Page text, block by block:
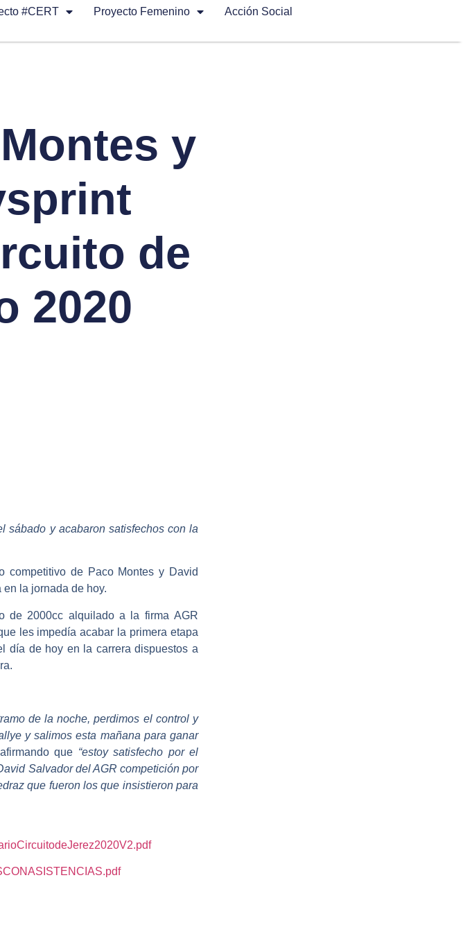
#CERT Proyecto Femenino
Acción Social
y
de
2020
sábado y acabaron satisfechos con la
competitivo de Paco Montes y David
la jornada de hoy.
de 2000cc alquilado a la firmaAGR
les impedía acabar la primera etapa
día de hoy en la carrera dispuestos a
de la noche, perdimos el control y
y salimos esta mañana para ganar
que “estoy satisfecho por el
Salvador del AGR competición por
que fueron los que insistieron para